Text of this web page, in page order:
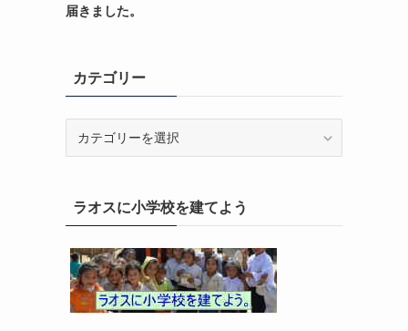
届きました。
カテゴリー
ーラオスに小学校を建てよう